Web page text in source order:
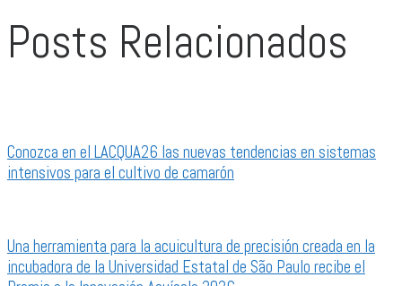
Posts Relacionados
Conozca en el LACQUA26 las nuevas tendencias en sistemas
intensivos para el cultivo de camarón
Una herramienta para la acuicultura de precisión creada en la
incubadora de la Universidad Estatal de São Paulo recibe el